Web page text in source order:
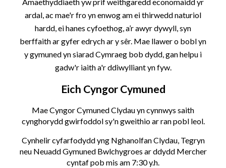
ardal, ac mae'r fro yn enwog am ei thirwedd naturiol
hardd, ei hanes cyfoethog, a’r awyr dywyll, syn
berffaith ar gyfer edrych ar y sêr. Mae llawer o bobl yn
y gymuned yn siaradCymraeg bob dydd, gan helpu i
gadw'r iaith a'r ddiwylliant yn fyw.
Eich Cyngor Cymuned
Mae Cyngor Cymuned Clydau yn cynnwys saith
cynghorydd gwirfoddol sy'n gweithio ar ran pobl leol.
Cynhelir cyfarfodydd yng Nghanolfan Clydau, Tegryn
neu Neuadd Gymuned Bwlchygroes ar ddydd Mercher
cyntaf pob mis am 7:30 y.h.